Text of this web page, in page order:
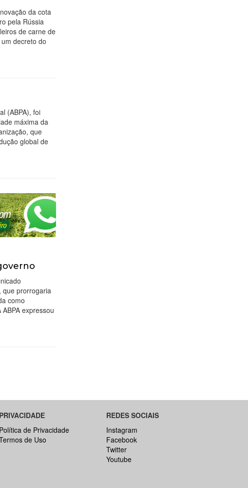
da cota
pela Rússia
de carne de
decreto do
(ABPA), foi
máxima da
que
global de
que prorrogaria
como
expressou
PRIVACIDADE
Política de Privacidade
de Uso
REDES SOCIAIS
Instagram
Facebook
Twitter
Youtube